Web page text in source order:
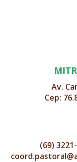
Av.
Cep:
(69)